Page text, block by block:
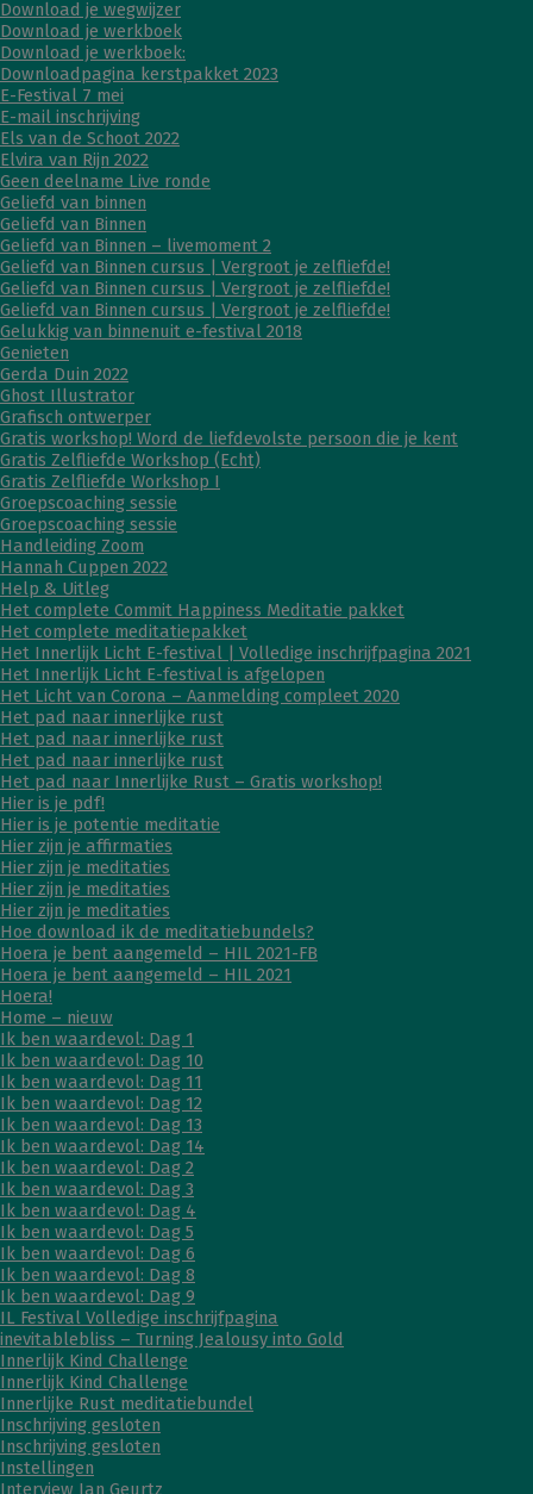
Download je wegwijzer
Download je werkboek
Download je werkboek:
Downloadpagina kerstpakket 2023
E-Festival 7 mei
E-mail inschrijving
Els van de Schoot 2022
Elvira van Rijn 2022
Geen deelname Live ronde
Geliefd van binnen
Geliefd van Binnen
Geliefd van Binnen – livemoment 2
Geliefd van Binnen cursus | Vergroot je zelfliefde!
Geliefd van Binnen cursus | Vergroot je zelfliefde!
Geliefd van Binnen cursus | Vergroot je zelfliefde!
Gelukkig van binnenuit e-festival 2018
Genieten
Gerda Duin 2022
Ghost Illustrator
Grafisch ontwerper
Gratis workshop! Word de liefdevolste persoon die je kent
Gratis Zelfliefde Workshop (Echt)
Gratis Zelfliefde Workshop I
Groepscoaching sessie
Groepscoaching sessie
Handleiding Zoom
Hannah Cuppen 2022
Help & Uitleg
Het complete Commit Happiness Meditatie pakket
Het complete meditatiepakket
Het Innerlijk Licht E-festival | Volledige inschrijfpagina 2021
Het Innerlijk Licht E-festival is afgelopen
Het Licht van Corona – Aanmelding compleet 2020
Het pad naar innerlijke rust
Het pad naar innerlijke rust
Het pad naar innerlijke rust
Het pad naar Innerlijke Rust – Gratis workshop!
Hier is je pdf!
Hier is je potentie meditatie
Hier zijn je affirmaties
Hier zijn je meditaties
Hier zijn je meditaties
Hier zijn je meditaties
Hoe download ik de meditatiebundels?
Hoera je bent aangemeld – HIL 2021-FB
Hoera je bent aangemeld – HIL 2021
Hoera!
Home – nieuw
Ik ben waardevol: Dag 1
Ik ben waardevol: Dag 10
Ik ben waardevol: Dag 11
Ik ben waardevol: Dag 12
Ik ben waardevol: Dag 13
Ik ben waardevol: Dag 14
Ik ben waardevol: Dag 2
Ik ben waardevol: Dag 3
Ik ben waardevol: Dag 4
Ik ben waardevol: Dag 5
Ik ben waardevol: Dag 6
Ik ben waardevol: Dag 8
Ik ben waardevol: Dag 9
IL Festival Volledige inschrijfpagina
inevitablebliss – Turning Jealousy into Gold
Innerlijk Kind Challenge
Innerlijk Kind Challenge
Innerlijke Rust meditatiebundel
Inschrijving gesloten
Inschrijving gesloten
Instellingen
Interview Jan Geurtz